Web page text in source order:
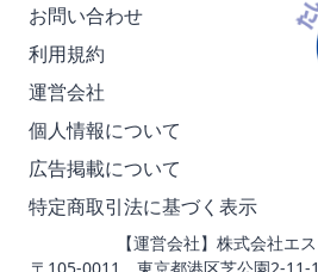
お問い合わせ
利用規約
運営会社
個人情報について
広告掲載について
特定商取引法に基づく表示
【運営会社】株式会社エ